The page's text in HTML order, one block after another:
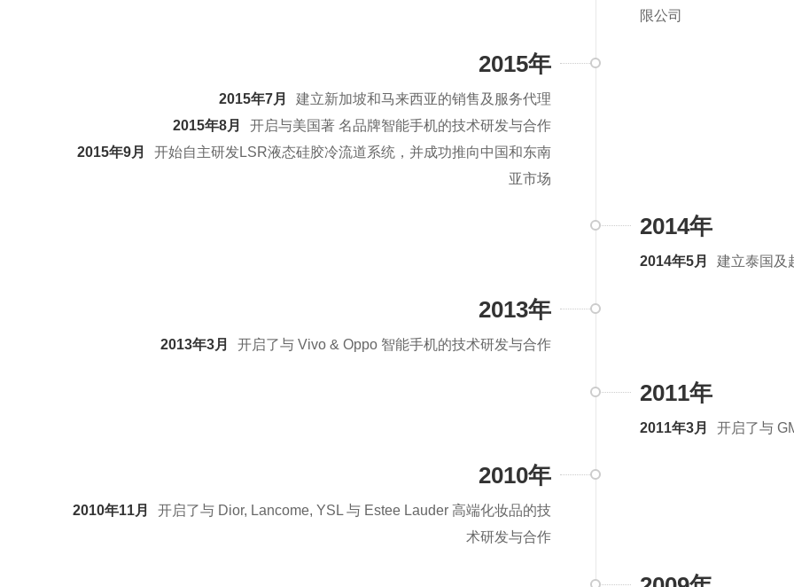
限公司
2015年
2015年7月
建立新加坡和马来西亚的销售及服务代理
2015年8月
开启与美国著 名品牌智能手机的技术研发与合作
2015年9月
开始自主研发LSR液态硅胶冷流道系统，并成功推向中国和东南
亚市场
2014年
2014年5月 建立泰国及
2013年
2013年3月 开启了与 Vivo & Oppo 智能手机的技术研发与合作
2011年
2011年3月 开启了与
2010年
2010年11月
开启了与 Dior, Lancome, YSL 与 Estee Lauder 高端化妆品的技
术研发与合作